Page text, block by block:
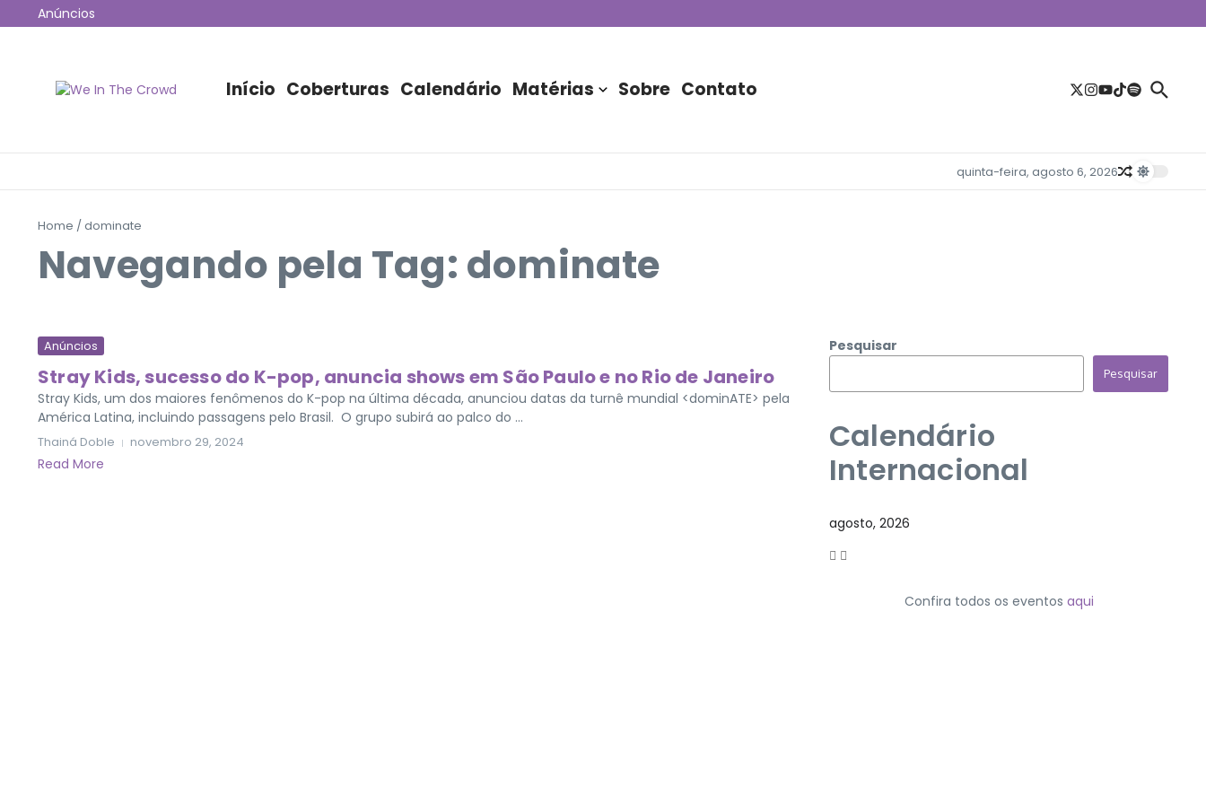
Ir para o conteúdo
Anúncios
Jão esgota 53 mil ingressos e fará maior show da história do Nubank Parque
Início Coberturas Calendário Matérias Sobre Contato
quinta-feira, agosto 6, 2026
Home /dominate
Navegando pela Tag: dominate
Anúncios
Stray Kids, sucesso do K-pop, anuncia shows em São Paulo e no Rio de Janeiro
Stray Kids, um dos maiores fenômenos do K-pop na última década, anunciou datas da turnê mundial <dominATE> pela
América Latina, incluindo passagens pelo Brasil. O grupo subirá ao palco do ...
Thainá Doble novembro 29, 2024
Read More
Pesquisar
Pesquisar
Calendário
Internacional
agosto, 2026
Confira todos os eventos aqui